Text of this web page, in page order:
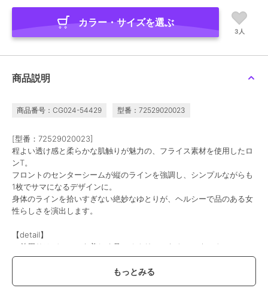
カラー・サイズを選ぶ
3人
商品説明
商品番号：CG024-54429 型番：72529020023
[型番：72529020023]
程よい透け感と柔らかな肌触りが魅力の、フライス素材を使用したロ
ンT。
フロントのセンターシームが縦のラインを強調し、シンプルながらも
1枚でサマになるデザインに。
身体のラインを拾いすぎない絶妙なゆとりが、ヘルシーで品のある女
性らしさを演出します。
【detail】
・首周りはデコルテを美しく見せるクリーンなクルーネック。
・袖口や裾の繊細な始末が、レイヤードした際にも重たく見えず、軽
やかな印象を与えてくれます。
・ストレッチ性の高いフライス編みなので、着心地も抜群。